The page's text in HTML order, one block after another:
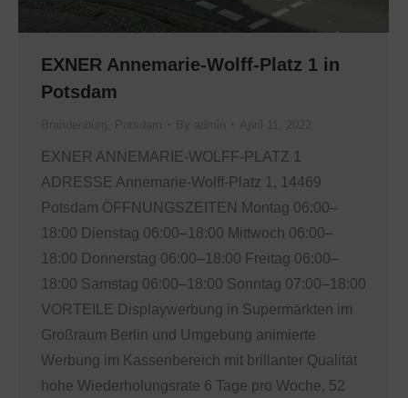
EXNER Annemarie-Wolff-Platz 1 in
Potsdam
EXNER ANNEMARIE-WOLFF-PLATZ 1
ADRESSE Annemarie-Wolff-Platz 1, 14469
Potsdam ÖFFNUNGSZEITEN Montag 06:00–
18:00 Dienstag 06:00–18:00 Mittwoch 06:00–
18:00 Donnerstag 06:00–18:00 Freitag 06:00–
18:00 Samstag 06:00–18:00 Sonntag 07:00–18:00
VORTEILE Displaywerbung in Supermärkten im
Großraum Berlin und Umgebung animierte
Werbung im Kassenbereich mit brillanter Qualität
hohe Wiederholungsrate 6 Tage pro Woche, 52